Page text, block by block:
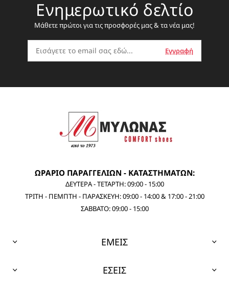
Ενημερωτικό δελτίο
Μάθετε πρώτοι για τις προσφορές μας & τα νέα μας!
ΩΡΑΡΙΟ ΠΑΡΑΓΓΕΛΙΩΝ - ΚΑΤΑΣΤΗΜΑΤΩΝ:
ΔΕΥΤΕΡΑ - ΤΕΤΑΡΤΗ: 09:00 - 15:00
ΤΡΙΤΗ - ΠΕΜΠΤΗ - ΠΑΡΑΣΚΕΥΗ: 09:00 - 14:00 & 17:00 - 21:00
ΣΑΒΒΑΤΟ: 09:00 - 15:00
ΕΜΕΙΣ
ΕΣΕΙΣ